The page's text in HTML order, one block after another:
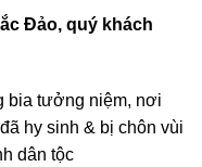
Đảo, quý khách
bia tưởng niệm, nơi
hy sinh & bị chôn vùi
dân tộc